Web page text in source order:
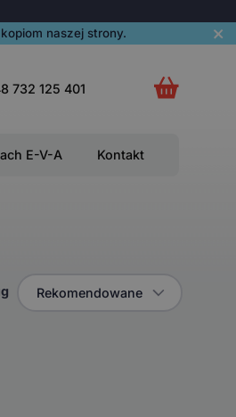
naszej strony.
732 125 401
E-V-A Kontakt
Rekomendowane